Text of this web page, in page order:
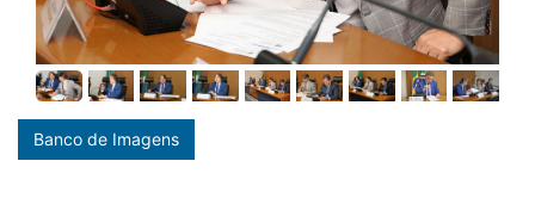
Banco de Imagens